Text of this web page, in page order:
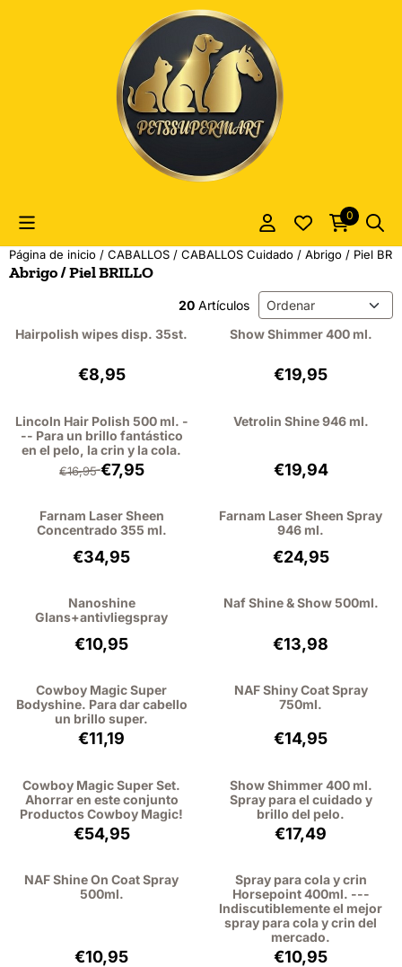
Las preferencias de cookies están actualmente cerradas.
0
Página de inicio / CABALLOS / CABALLOS Cuidado / Abrigo / Piel
Abrigo / Piel BRILLO
20 Artículos Método de ordenación
Hairpolish wipes disp. 35st.
Precio: 8,95, sin IVA: 7,40
€8,95
Show Shimmer 400 ml.
Precio: 19,95,
€19,95
Lincoln Hair Polish 500 ml. -
-- Para un brillo fantástico
en el pelo, la crin y la cola.
Por 16,95 para 7,95, sin IVA: 6,57
€16,95€7,95
Vetrolin Shine 946 ml.
Precio: 19,94,
€19,94
Farnam Laser Sheen
Concentrado 355 ml.
Precio: 34,95, sin IVA: 28,88
€34,95
Farnam Laser Sheen Spray
946 ml.
Precio: 24,95,
€24,95
Nanoshine
Glans+antivliegspray
Precio: 10,95, sin IVA: 9,05
€10,95
Naf Shine & Show 500ml.
Precio: 13,98,
€13,98
Cowboy Magic Super
Bodyshine. Para dar cabello
un brillo super.
Precio: 11,19, sin IVA: 9,25
€11,19
NAF Shiny Coat Spray
750ml.
Precio: 14,95,
€14,95
Cowboy Magic Super Set.
Ahorrar en este conjunto
Productos Cowboy Magic!
Precio: 54,95, sin IVA: 45,41
€54,95
Show Shimmer 400 ml.
Spray para el cuidado y
brillo del pelo.
Precio: 17,49, sin
€17,49
NAF Shine On Coat Spray
500ml.
Precio: 10,95, sin IVA: 9,05
€10,95
Spray para cola y crin
Horsepoint 400ml. ---
Indiscutiblemente el mejor
spray para cola y crin del
mercado.
Precio: 10,95,
€10,95